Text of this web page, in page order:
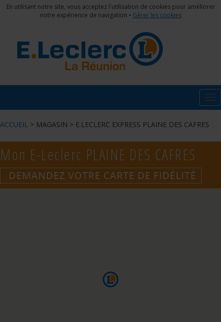
En utilisant notre site, vous acceptez l'utilisation de cookies pour améliorer
notre expérience de navigation • Gérer les cookies
ACCUEIL > MAGASIN > E.LECLERC EXPRESS PLAINE DES CAFRES
Mon E-Leclerc PLAINE DES CAFRES